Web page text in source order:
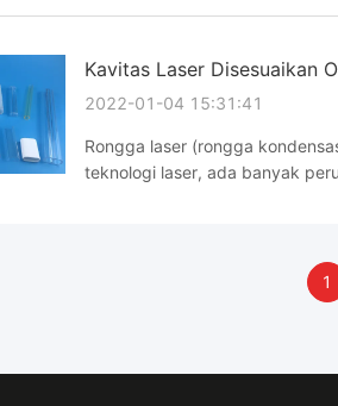
Kavitas Laser Disesuaikan
2022-01-04 15:31:41
Rongga laser (rongga
teknologi laser, ada banyak
keramik dan rongga
1